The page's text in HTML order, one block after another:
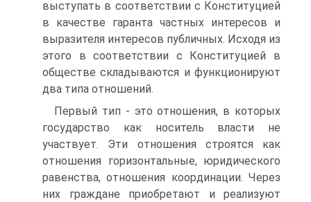
выступать в соответствии с Конституцией
в качестве гаранта частных интересов и
выразителя интересов публичных. Исходя из
этого в соответствии с Конституцией в
обществе складываются и функционируют
два типа отношений.
Первый тип - это отношения, в которых
государство как носитель власти не
участвует. Эти отношения строятся как
отношения горизонтальные, юридического
равенства, отношения координации. Через
них граждане приобретают и реализуют